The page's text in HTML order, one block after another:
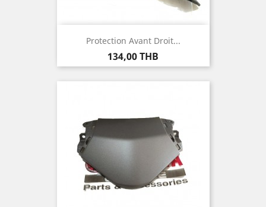
Protection Avant Droit...
Prix
134,00 THB